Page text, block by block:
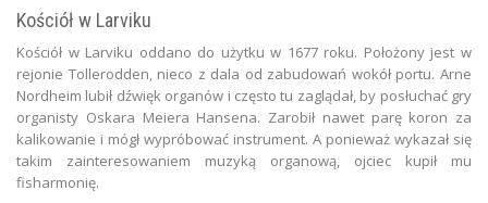
Kościół w Larviku
Kościół w Larviku oddano do użytku w 1677 roku. Położony jest w
rejonie Tollerodden, nieco z dala od zabudowań wokół portu. Arne
Nordheim lubił dźwięk organów i często tu zaglądał, by posłuchać gry
organisty Oskara Meiera Hansena. Zarobił nawet parę koron za
kalikowanie i mógł wypróbować instrument. A ponieważ wykazał się
takim zainteresowaniem muzyką organową, ojciec kupił mu
fisharmonię.